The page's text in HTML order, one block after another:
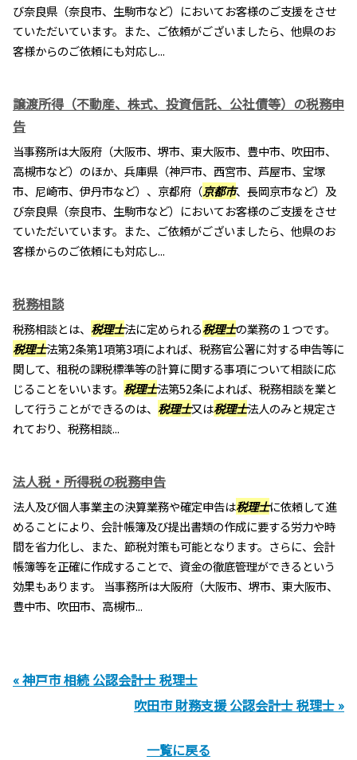
び奈良県（奈良市、生駒市など）においてお客様のご支援をさせ
ていただいています。また、ご依頼がございましたら、他県のお
客様からのご依頼にも対応し...
譲渡所得（不動産、株式、投資信託、公社債等）の税務申
告
当事務所は大阪府（大阪市、堺市、東大阪市、豊中市、吹田市、
高槻市など）のほか、兵庫県（神戸市、西宮市、芦屋市、宝塚
市、尼崎市、伊丹市など）、京都府（京都市、長岡京市など）及
び奈良県（奈良市、生駒市など）においてお客様のご支援をさせ
ていただいています。また、ご依頼がございましたら、他県のお
客様からのご依頼にも対応し...
税務相談
税務相談とは、 税理士法に定められる税理士の業務の１つです。
税理士法第2条第1項第3項によれば、税務官公署に対する申告等に
関して、租税の課税標準等の計算に関する事項について相談に応
じることをいいます。 税理士法第52条によれば、税務相談を業と
して行うことができるのは、 税理士又は税理士法人のみと規定さ
れており、税務相談...
法人税・所得税の税務申告
法人及び個人事業主の決算業務や確定申告は税理士に依頼して進
めることにより、会計帳簿及び提出書類の作成に要する労力や時
間を省力化し、また、節税対策も可能となります。さらに、会計
帳簿等を正確に作成することで、資金の徹底管理ができるという
効果もあります。 当事務所は大阪府（大阪市、堺市、東大阪市、
豊中市、吹田市、高槻市...
« 神戸市 相続 公認会計士 税理士
吹田市 財務支援 公認会計士 税理士 »
一覧に戻る